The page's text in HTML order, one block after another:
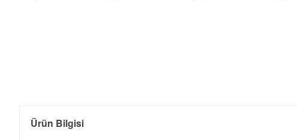
Ürün Bilgisi